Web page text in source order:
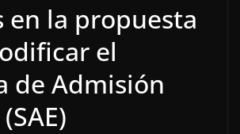
en la propuesta
el
de Admisión